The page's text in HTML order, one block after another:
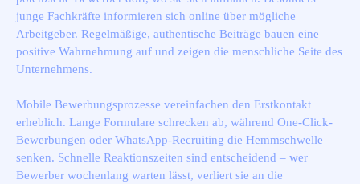
junge Fachkräfte informieren sich online über mögliche
Arbeitgeber. Regelmäßige, authentische Beiträge bauen eine
positive Wahrnehmung auf und zeigen die menschliche Seite des
Unternehmens.
Mobile Bewerbungsprozesse vereinfachen den Erstkontakt
erheblich. Lange Formulare schrecken ab, während One-Click-
Bewerbungen oder WhatsApp-Recruiting die Hemmschwelle
senken. Schnelle Reaktionszeiten sind entscheidend – wer
Bewerber wochenlang warten lässt, verliert sie an die